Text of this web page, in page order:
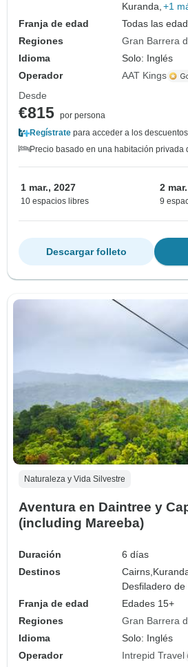
Kuranda, +1
Franja de edad
Todas las
Regiones
Gran Barrera
Idioma
Solo: Inglés
Operador
AAT Kings
Desde
€815 por persona
Regístrate para acceder a los descuentos
Precio basado en una habitación privada
1 mar., 2027
10 espacios libres
2
9
Descargar folleto
Naturaleza y Vida Silvestre
Aventura en Daintree y
(including Mareeba)
Duración
6 días
Destinos
Cairns,
Desfiladero de
Franja de edad
Edades 15+
Regiones
Gran Barrera
Idioma
Solo: Inglés
Operador
Intrepid Travel